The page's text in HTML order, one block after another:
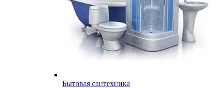
Бытовая сантехника